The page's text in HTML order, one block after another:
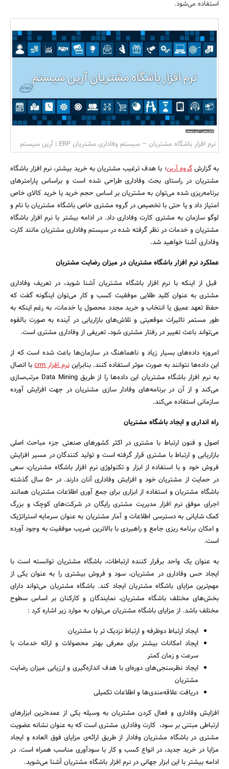
مسکن و ساختمان
جستجو
استفاده می‌شود.
نرم افزار باشگاه مشتریان – سیستم وفاداری مشتریان ERP | آرین سیستم
به گزارشگروه آرین؛ با هدف ترغیب مشتریان به خرید بیشتر، نرم افزار باشگاه
مشتریان در راستای بحث وفاداری طراحی شده است و براساس پارامترهای
برنامه‌ریزی شده می‌توان به مشتریان بر اساس حجم خرید یا خرید کالای خاص
امتیاز داد و یا حتی با تخصیص در گروه مشتری خاص باشگاه مشتریان با نام و
لوگو سازمان به مشتری کارت وفاداری داد. در ادامه بیشتر با نرم افزار باشگاه
مشتریان و خدمات در نظر گرفته شده در سیستم وفاداری مشتریان مانند کارت
وفاداری آشنا خواهید شد.
عملکرد نرم افزار باشگاه مشتریان در میزان رضایت مشتریان
قبل از اینکه با نرم افزار باشگاه مشتریان آشنا شوید، در تعریف وفاداری
مشتری به عنوان کلید طلایی موفقیت کسب و کار می‌توان اینگونه گفت که
حفظ تعهد عمیق یا انتخاب و خرید مجدد محصول یا خدمات، به رغم اینکه به
طور مستمر تاثیرات موقعیتی و تلاش‌های بازاریابی در آینده به صورت بالقوه
می‌تواند باعث تغییر در رفتار مشتری شود، تعریفی از وفاداری مشتری است.
امروزه داده‌های بسیار زیاد و ناهماهنگ در سازمان‌ها باعث شده است که از
این داده‌ها نتوانند به صورت موثر استفاده کنند. بنابرایننرم افزار crm
با اتصال
به نرم افزار باشگاه مشتریان این داده‌ها را از طریق Data Mining مرتب‌سازی
می‌کند و از آن در برنامه‌های وفادار سازی مشتریان در جهت افزایش آورده
سازمانی استفاده می‌کند.
راه انداری و ایجاد باشگاه مشتریان
اصول و فنون ارتباط با مشتری در اکثر کشورهای صنعتی جزء مباحث اصلی
بازاریابی و ارتباط با مشتری قرار گرفته است و تولید کنندگان در مسیر افزایش
فروش خود و با استفاده از ابزار و تکنولوژی نرم افزار باشگاه مشتریان، سعی
در حمایت از مشتریان خود و افزایش وفاداری آنان دارند. در 50 سال گذشته
باشگاه مشتریان و استفاده از ابزاری برای جمع آوری اطلاعات مشتریان همانند
اجرای موفق نرم افزار مدیریت مشتری رایگان در شرکت‌های کوچک و بزرگ
کمک شایانی به دسترسی اطلاعات و آمار مشتریان به عنوان سرمایه استراتژیک
و امکان برنامه ریزی جامع و راهبردی با بالاترین ضریب موفقیت به وجود آورده
است.
به عنوان یک واحد برقرار کننده ارتباطات، باشگاه مشتریان توانسته است با
ایجاد حس وفاداری در مشتریان، سود و فروش بیشتری را به عنوان یکی از
مهم‌ترین مزایای باشگاه مشتریان ایجاد کند. باشگاه مشتریان می‌تواند دارای
بخش‌های مختلف باشگاه مشتریان، نمایندگان و کارکنان بر اساس سطوح
مختلف باشد. از مزایای باشگاه مشتریان می‌توان به موارد زیر اشاره کرد :
ایجاد ارتباط دوطرفه و ارتباط نزدیک تر با مشتریان
ایجاد امکانات بیشتر برای معرفی بهتر محصولات و ارائه خدمات با
سرعت و زمان کمتر
ایجاد نظرسنجی‌های دوره‌ای با هدف اندازه‌گیری و ارزیابی میزان رضایت
مشتریان
دریافت علاقه‌مندی‌ها و اطلاعات تکمیلی
افزایش وفاداری و فعال کردن مشتریان به وسیله یکی از عمده‌ترین ابزارهای
ارتباطی مبتنی بر سود، کارت وفاداری مشتری است که به عنوان نشانه عضویت
مشتری در باشگاه مشتریان وفادار از طریق ارائه‌ی مزایای فوق العاده و ایجاد
مزایا در خرید جدید، در انواع کسب و کار با سودآوری مناسب همراه است. در
ادامه بیشتر با این ابزار جهانی در نرم افزار باشگاه مشتریان آشنا می‌شوید.